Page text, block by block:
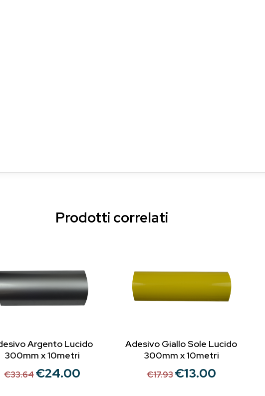
Prodotti correlati
Argento Lucido
300mm x 10metri
€33.64 Il
€24.00Il
Adesivo Giallo Sole Lucido
300mm x 10metri
€17.93 Il
€13.00Il